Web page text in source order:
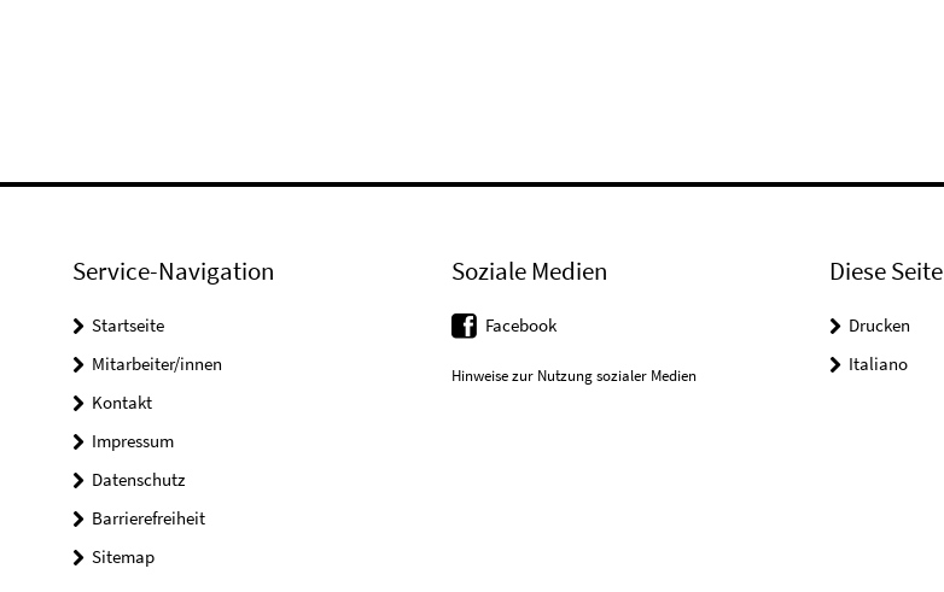
Service-Navigation
Startseite
Mitarbeiter/innen
Kontakt
Impressum
Datenschutz
Barrierefreiheit
Sitemap
Soziale Medien
Facebook
Hinweise zur Nutzung sozialer Medien
Diese Seite
Drucken
Italiano